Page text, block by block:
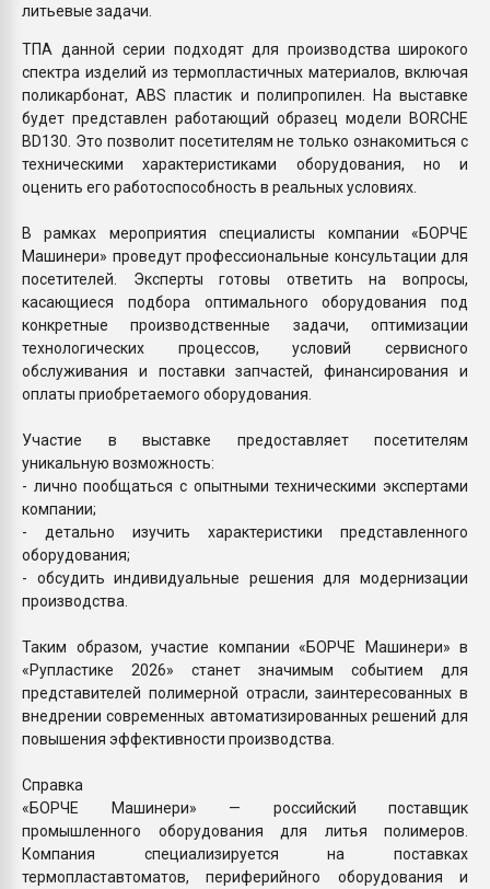
литьевые задачи.
ТПА данной серии подходят для производства широкого
спектра изделий из термопластичных материалов, включая
поликарбонат, ABS пластик и полипропилен. На выставке
будет представлен работающий образец модели BORCHE
BD130. Это позволит посетителям не только ознакомиться с
техническими характеристиками оборудования, но и
оценить его работоспособность в реальных условиях.
В рамках мероприятия специалисты компании «БОРЧЕ
Машинери» проведут профессиональные консультации для
посетителей. Эксперты готовы ответить на вопросы,
касающиеся подбора оптимального оборудования под
конкретные производственные задачи, оптимизации
технологических процессов, условий сервисного
обслуживания и поставки запчастей, финансирования и
оплаты приобретаемого оборудования.
Участие в выставке предоставляет посетителям
уникальную возможность:
- лично пообщаться с опытными техническими экспертами
компании;
- детально изучить характеристики представленного
оборудования;
- обсудить индивидуальные решения для модернизации
производства.
Таким образом, участие компании «БОРЧЕ Машинери» в
«Рупластике 2026» станет значимым событием для
представителей полимерной отрасли, заинтересованных в
внедрении современных автоматизированных решений для
повышения эффективности производства.
Справка
«БОРЧЕ Машинери» — российский поставщик
промышленного оборудования для литья полимеров.
Компания специализируется на поставках
термопластавтоматов, периферийного оборудования и